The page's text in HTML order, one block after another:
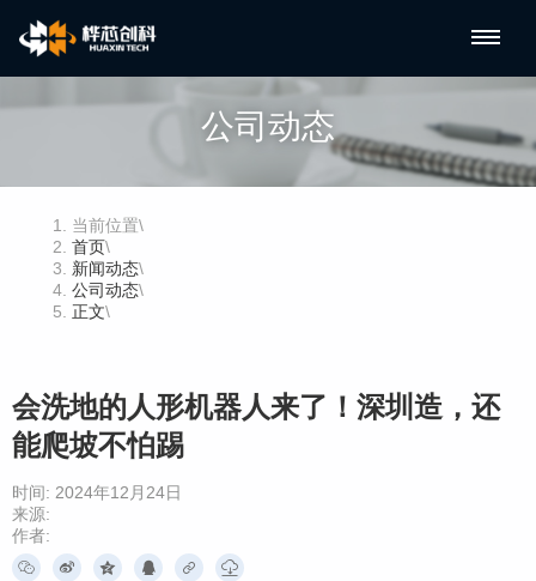
公司动态
当前位置\
首页\
新闻动态\
公司动态\
正文\
会洗地的人形机器人来了！深圳造，还
能爬坡不怕踢
时间: 2024年12月24日
来源:
作者: